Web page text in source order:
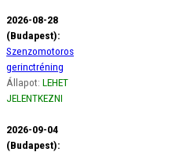
2026-08-28
(Budapest):
Szenzomotoros
gerinctréning
Állapot: LEHET
JELENTKEZNI
2026-09-04
(Budapest):